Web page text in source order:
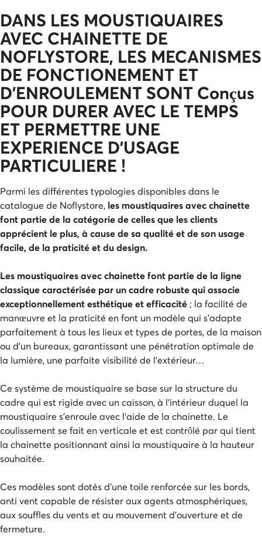
DANS LES MOUSTIQUAIRES
AVEC CHAINETTE DE
NOFLYSTORE, LES MECANISMES
DE FONCTIONEMENT ET
D’ENROULEMENT SONT Conçus
POUR DURER AVEC LE TEMPS
ET PERMETTRE UNE
EXPERIENCE D’USAGE
PARTICULIERE !
Parmi les différentes typologies disponibles dans le
catalogue de Noflystore, les moustiquaires avec chainette
font partie de la catégorie de celles que les clients
apprécient le plus, à cause de sa qualité et de son usage
facile, de la praticité et du design.
Les moustiquaires avec chainette font partie de la ligne
classique caractérisée par un cadre robuste qui associe
exceptionnellement esthétique et efficacité ; la facilité de
manœuvre et la praticité en font un modèle qui s’adapte
parfaitement à tous les lieux et types de portes, de la maison
ou d’un bureaux, garantissant une pénétration optimale de
la lumière, une parfaite visibilité de l’extérieur…
Ce système de moustiquaire se base sur la structure du
cadre qui est rigide avec un caisson, à l’intérieur duquel la
moustiquaire s’enroule avec l’aide de la chainette. Le
coulissement se fait en verticale et est contrôlé par qui tient
la chainette positionnant ainsi la moustiquaire à la hauteur
souhaitée.
Ces modèles sont dotés d’une toile renforcée sur les bords,
anti vent capable de résister aux agents atmosphériques,
aux souffles du vents et au mouvement d’ouverture et de
fermeture.